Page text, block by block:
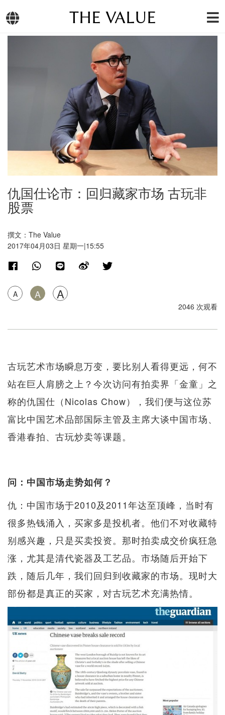
THE VALUE
仇国仕论市：回归藏家市场 古玩非
股票
撰文：The Value
2017年04月03日 星期一|15:55
A A A
2046 次观看
古玩艺术市场瞬息万变，要比别人看得更远，何不
站在巨人肩膀之上？今次访问有拍卖界「金童」之
称的仇国仕（Nicolas Chow），我们便与这位苏
富比中国艺术品部国际主管及主席大谈中国市场、
香港春拍、古玩炒卖等课题。
问：中国市场走势如何？
仇：中国市场于2010及2011年达至顶峰，当时有
很多热钱涌入，买家多是投机者。他们不对收藏特
别感兴趣，只是买卖投资。那时拍卖成交价疯狂急
涨，尤其是清代瓷器及工艺品。市场随后开始下
跌，随后几年，我们回归到收藏家的市场。现时大
部份都是真正的买家，对古玩艺术充满热情。